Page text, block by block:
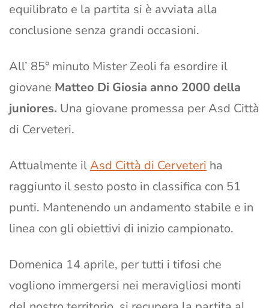
equilibrato e la partita si è avviata alla
conclusione senza grandi occasioni.
All’ 85° minuto Mister Zeoli fa esordire il
giovane Matteo Di Giosia anno 2000 della
juniores. Una giovane promessa per Asd Città
di Cerveteri.
Attualmente ilAsd Città di Cerveteri ha
raggiunto il sesto posto in classifica con 51
punti. Mantenendo un andamento stabile e in
linea con gli obiettivi di inizio campionato.
Domenica 14 aprile, per tutti i tifosi che
vogliono immergersi nei meravigliosi monti